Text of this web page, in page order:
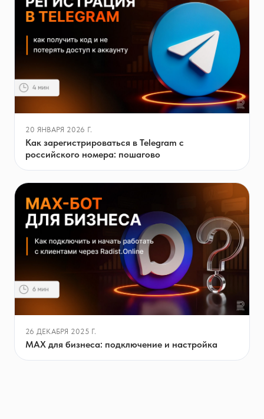
20 ЯНВАРЯ 2026 Г.
Как зарегистрироваться в Telegram с
российского номера: пошагово
26 ДЕКАБРЯ 2025 Г.
MAX для бизнеса: подключение и настройка